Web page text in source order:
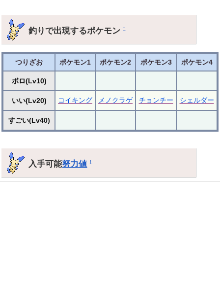
釣りで出現するポケモン†
つりざお ポケモン1 ポケモン2 ポケモン3 ポケモン4
ボロ(Lv10)
いい(Lv20) コイキング メノクラゲ チョンチー シェルダー
すごい(Lv40)
入手可能努力値 †